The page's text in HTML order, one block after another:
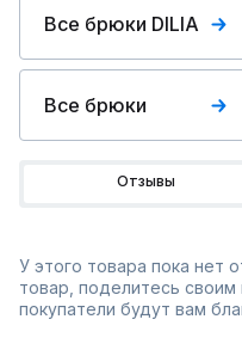
Все брюки DILIA
Все брюки
Отзывы
У этого товара пока нет
товар, поделитесь
покупатели будут вам